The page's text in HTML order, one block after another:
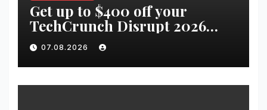
Get up to $400 off your
TechCrunch Disrupt 2026
pass until tomorrow |
VseTime.ru
07.08.2026